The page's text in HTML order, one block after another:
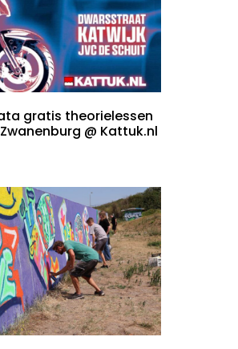
gratis theorielessen
@ Kattuk.nl